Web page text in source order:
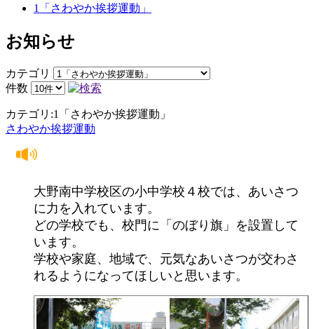
1「さわやか挨拶運動」
お知らせ
カテゴリ
件数
カテゴリ:1「さわやか挨拶運動」
さわやか挨拶運動
大野南中学校区の小中学校４校では、あいさつ
に力を入れています。
どの学校でも、校門に「のぼり旗」を設置して
います。
学校や家庭、地域で、元気なあいさつが交わさ
れるようになってほしいと思います。